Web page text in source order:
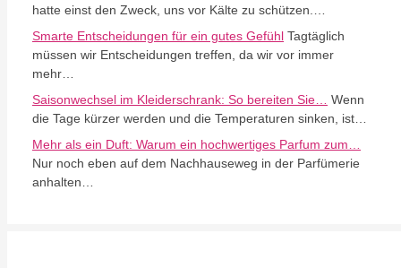
hatte einst den Zweck, uns vor Kälte zu schützen.…
Smarte Entscheidungen für ein gutes Gefühl Tagtäglich
müssen wir Entscheidungen treffen, da wir vor immer
mehr…
Saisonwechsel im Kleiderschrank: So bereiten Sie…
Wenn
die Tage kürzer werden und die Temperaturen sinken, ist…
Mehr als ein Duft: Warum ein hochwertiges Parfum zum…
Nur noch eben auf dem Nachhauseweg in der Parfümerie
anhalten…